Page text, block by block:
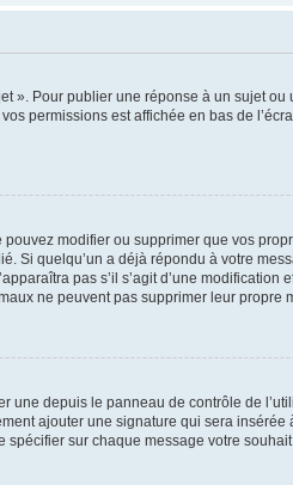
». Pour publier une réponse à un sujet
permissions est affichée en bas de
modifier ou supprimer que vos
Si quelqu’un a déjà répondu à votre
pas s’il s’agit d’une
ne peuvent pas supprimer leur propre
une depuis le panneau de contrôle de
ajouter une signature qui sera
sur chaque message votre